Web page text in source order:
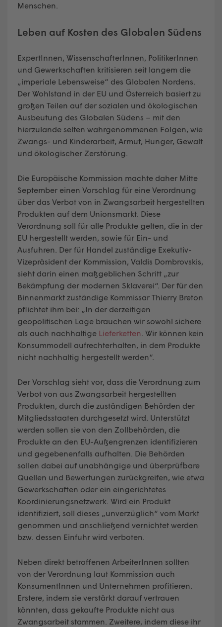
Menschen.
Leben auf Kosten des Globalen Südens
ExpertInnen, WissenschafterInnen, PolitikerInnen
und Gewerkschaften kritisieren seit langem die
„imperiale Lebensweise“ des Globalen Nordens.
Der Wohlstand in der EU und Österreich basiert zu
großen Teilen auf der sozialen und ökologischen
Ausbeutung des Globalen Südens – mit den
hierzulande selten wahrgenommenen Folgen, wie
Zwangs- und Kinderarbeit, Armut, Hunger, Gewalt
und ökologischer Zerstörung.
Die Europäische Kommission machte daher Mitte
September einen Vorschlag für eine Verordnung
über das Verbot von in Zwangsarbeit hergestellten
Produkten auf dem Unionsmarkt. Diese
Verordnung soll für alle Produkte gelten, die in der
EU hergestellt werden, sowie für Ein- und
Ausfuhren. Der für Handel zuständige Exekutiv-
Vizepräsident der Kommission, Valdis Dombrovskis,
sieht darin einen maßgeblichen Schritt „zur
Bekämpfung der modernen Sklaverei“. Der für den
Binnenmarkt zuständige Kommissar Thierry Breton
pflichtet ihm bei: „In der derzeitigen
geopolitischen Lage brauchen wir sowohl sichere
als auch nachhaltige Lieferketten . Wir können kein
Konsummodell aufrechterhalten, in dem Produkte
nicht nachhaltig hergestellt werden“.
Der Vorschlag sieht vor, dass die Verordnung zum
Verbot von aus Zwangsarbeit hergestellten
Produkten, durch die zuständigen Behörden der
Mitgliedsstaaten durchgesetzt wird. Unterstützt
werden sollen sie von den Zollbehörden, die
Produkte an den EU-Außengrenzen identifizieren
und gegebenenfalls aufhalten. Die Behörden
sollen dabei auf unabhängige und überprüfbare
Quellen und Bewertungen zurückgreifen, wie etwa
Gewerkschaften oder ein eingerichtetes
Koordinierungsnetzwerk. Wird ein Produkt
identifiziert, soll dieses „unverzüglich“ vom Markt
genommen und anschließend vernichtet werden
bzw. dessen Einfuhr wird verboten.
Neben direkt betroffenen ArbeiterInnen sollten
von der Verordnung laut Kommission auch
KonsumentInnen und Unternehmen profitieren.
Erstere, indem sie verstärkt darauf vertrauen
könnten, dass gekaufte Produkte nicht aus
Zwangsarbeit stammen. Zweitere, indem diese ihr